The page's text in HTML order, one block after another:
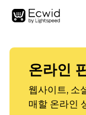
온라인
웹사이트, 소
매할 온라인